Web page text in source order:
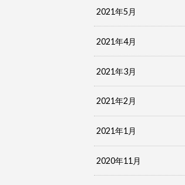
2021年5月
2021年4月
2021年3月
2021年2月
2021年1月
2020年11月